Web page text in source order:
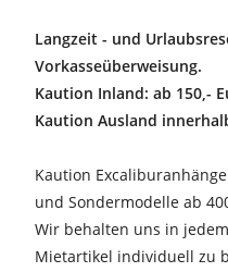
Langzeit - und
Vorkasseüberweisung.
Kaution Inland: ab 150,-
Kaution Ausland
Kaution
und Sondermodelle ab
Wir behalten uns in
Mietartikel individuell zu